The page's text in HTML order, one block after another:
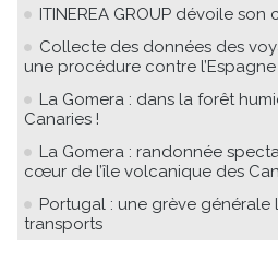
ITINEREA GROUP dévoile
Collecte des données des
une procédure contre l’Espagne
La Gomera : dans la forêt
Canaries !
La Gomera : randonnée
cœur de l’île volcanique des
Portugal : une grève générale
transports